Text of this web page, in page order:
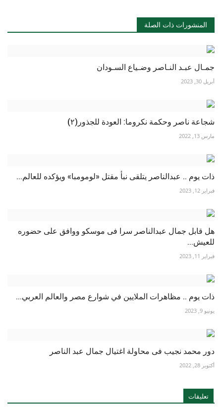
المنشورات ذات الصلة
جمـال عبـد النـاصر وضـياع السـودان
أبريل 30, 2023
شجاعة ناصر وحكمة نكروما: العودة للجذور(٢)
مارس 13, 2022
ذات يوم .. عبدالناصر يتلقى نبأ مقتل «لومومبا» ويؤكده للعالم...
فبراير 12, 2023
هل قابل جمال عبدالناصر سرا فى موسكو ووافق على حضوره
للعيش...
فبراير 11, 2023
ذات يوم .. مظاهرات الملايين في شوارع مصر والعالم العربي...
يونيو 9, 2023
دور محمد نجيب فى محاولة اغتيال جمال عبد الناصر
أكتوبر 28, 2022
تعليقات